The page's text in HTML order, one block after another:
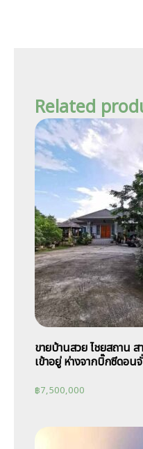
Related
ขายบ้านสวย ไชยสถาน
เข้าอยู่ ห่างจากบิ๊กซีดอ
฿7,500,000